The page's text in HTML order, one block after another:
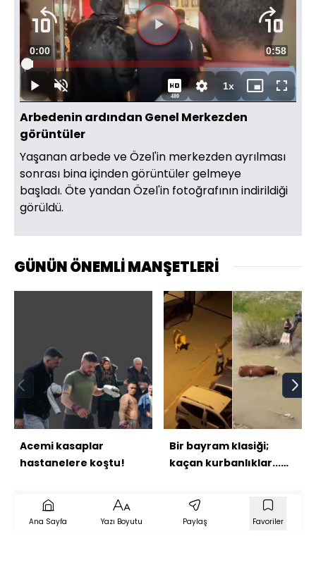
Videoyu
Oynat
OynatSesi
Aç
Süre
0:00 Toplam
Süre
0:58
480
Yüklendi:
30.57%
1xOynatma
Hızı
Mini
oynatıcı
Tam
Ekran
Arbedenin ardından Genel Merkezden
görüntüler
Yaşanan arbede ve Özel'in merkezden ayrılması
sonrası bina içinden görüntüler gelmeye
başladı. Öte yandan Özel'in fotoğrafının indirildiği
görüldü.
GÜNÜN ÖNEMLİ MANŞETLERİ
Acemi kasaplar
hastanelere koştu!
Bir bayram klasiği;
kaçan kurbanlıklar...
Ana Sayfa Yazı Boyutu Paylaş Favoriler